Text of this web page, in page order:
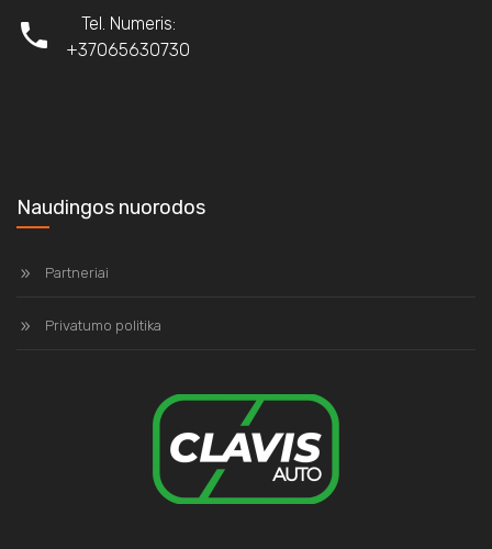
Tel. Numeris:
+37065630730
Naudingos nuorodos
Partneriai
Privatumo politika